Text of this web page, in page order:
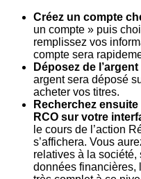
Créez un compte
un compte » puis
remplissez vos
compte sera
Déposez de
argent sera déposé
acheter vos titres.
Recherchez
RCO sur votre
le cours de l’action
s’affichera. Vous
relatives à la
données financières,